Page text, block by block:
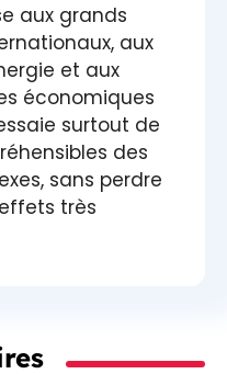
aux grands
aux
et aux
économiques
surtout de
des
sans perdre
très